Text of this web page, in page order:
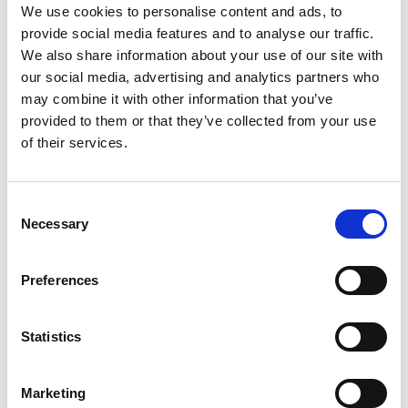
We use cookies to personalise content and ads, to
provide social media features and to analyse our traffic.
We also share information about your use of our site with
our social media, advertising and analytics partners who
may combine it with other information that you’ve
provided to them or that they’ve collected from your use
of their services.
Necessary
Preferences
Statistics
Marketing
1 180 kr